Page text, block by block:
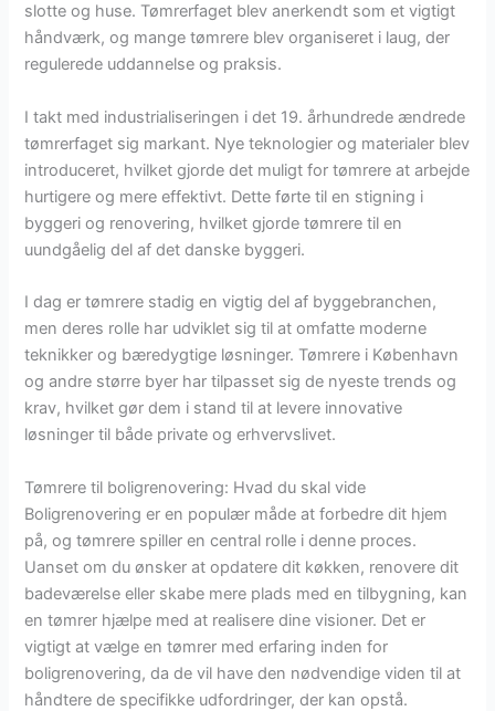
slotte og huse. Tømrerfaget blev anerkendt som et vigtigt
håndværk, og mange tømrere blev organiseret i laug, der
regulerede uddannelse og praksis.
I takt med industrialiseringen i det 19. århundrede ændrede
tømrerfaget sig markant. Nye teknologier og materialer blev
introduceret, hvilket gjorde det muligt for tømrere at arbejde
hurtigere og mere effektivt. Dette førte til en stigning i
byggeri og renovering, hvilket gjorde tømrere til en
uundgåelig del af det danske byggeri.
I dag er tømrere stadig en vigtig del af byggebranchen,
men deres rolle har udviklet sig til at omfatte moderne
teknikker og bæredygtige løsninger. Tømrere i København
og andre større byer har tilpasset sig de nyeste trends og
krav, hvilket gør dem i stand til at levere innovative
løsninger til både private og erhvervslivet.
Tømrere til boligrenovering: Hvad du skal vide
Boligrenovering er en populær måde at forbedre dit hjem
på, og tømrere spiller en central rolle i denne proces.
Uanset om du ønsker at opdatere dit køkken, renovere dit
badeværelse eller skabe mere plads med en tilbygning, kan
en tømrer hjælpe med at realisere dine visioner. Det er
vigtigt at vælge en tømrer med erfaring inden for
boligrenovering, da de vil have den nødvendige viden til at
håndtere de specifikke udfordringer, der kan opstå.